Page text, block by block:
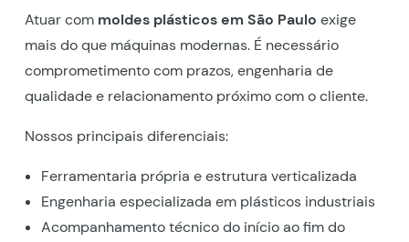
Atuar com moldes plásticos em São Paulo exige
mais do que máquinas modernas. É necessário
comprometimento com prazos, engenharia de
qualidade e relacionamento próximo com o cliente.
Nossos principais diferenciais:
Ferramentaria própria e estrutura verticalizada
Engenharia especializada em plásticos industriais
Acompanhamento técnico do início ao fim do